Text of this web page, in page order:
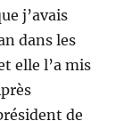
j’avais
dans les
elle l’a mis
de